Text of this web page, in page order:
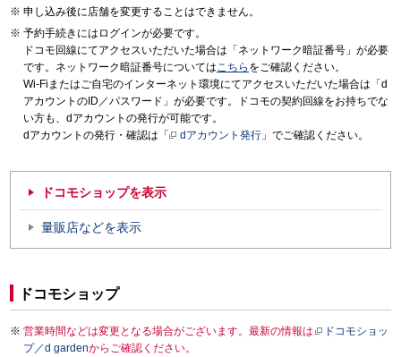
申し込み後に店舗を変更することはできません。
予約手続きにはログインが必要です。
ドコモ回線にてアクセスいただいた場合は「ネットワーク暗証番号」が必要
です。ネットワーク暗証番号についてはこちら をご確認ください。
Wi-Fiまたはご自宅のインターネット環境にてアクセスいただいた場合は「d
アカウントのID／パスワード」が必要です。ドコモの契約回線をお持ちでな
い方も、dアカウントの発行が可能です。
dアカウントの発行・確認は「
dアカウント発行 」でご確認ください。
ドコモショップを表示
量販店などを表示
ドコモショップ
営業時間などは変更となる場合がございます。最新の情報は
ドコモショッ
プ／d gardenからご確認ください。